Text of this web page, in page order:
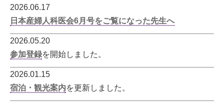
2026.06.17
日本産婦人科医会6月号をご覧になった先生へ
2026.05.20
参加登録を開始しました。
2026.01.15
宿泊・観光案内を更新しました。